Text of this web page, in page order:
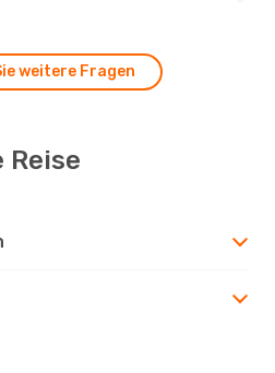
weitere Fragen
Reise